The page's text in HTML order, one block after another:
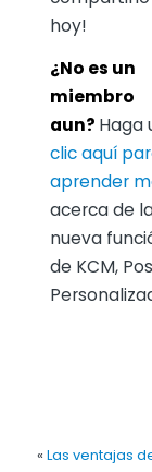
hoy!
¿No es un
miembro
aun? Haga
clic aquí
aprender
acerca de
nueva
de KCM,
« Las ventajas